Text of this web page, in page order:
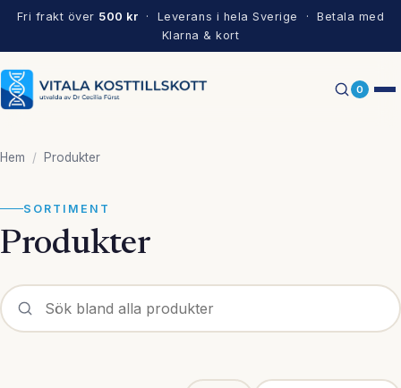
Fri frakt över 500 kr · Leverans i hela Sverige · Betala med
Klarna & kort
0
Hem / Produkter
SORTIMENT
Produkter